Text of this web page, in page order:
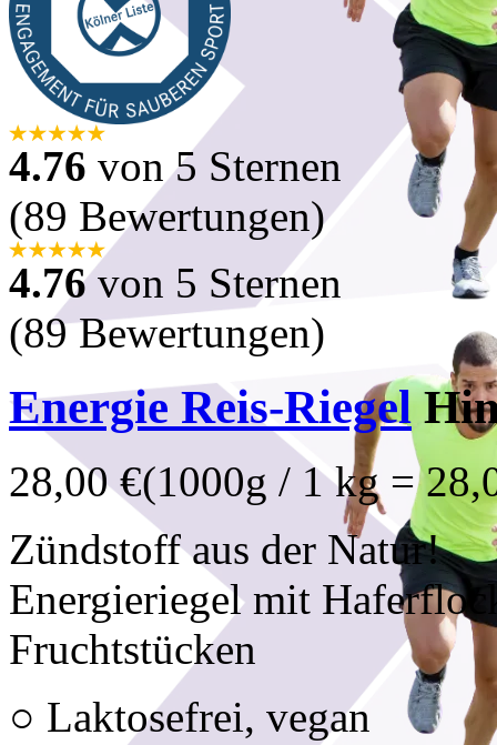
4.76 von 5 Sternen
(89 Bewertungen)
4.76von 5 Sternen
(89 Bewertungen)
Energie Reis-Riegel
28,00 €(1000g / 1 kg =
Zündstoff aus der Natur!
Energieriegel mit
Fruchtstücken
○ Laktosefrei, vegan